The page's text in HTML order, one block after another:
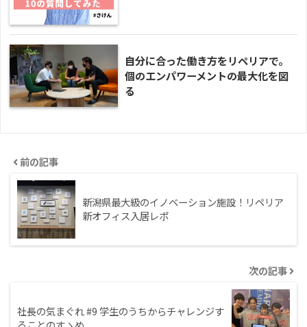
自分に合った働き方をリペリアで。
個のエンパワーメントの最大化を図
る
前の記事
新潟県最大級のイノベーション施設！リペリア
新オフィス入居レポ
次の記事
社長の気まぐれ #9 学生のうちからチャレンジす